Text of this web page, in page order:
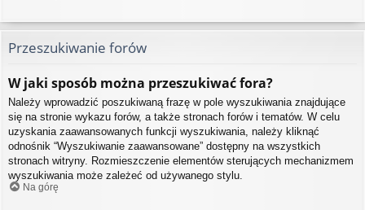
Przeszukiwanie forów
W jaki sposób można przeszukiwać fora?
Należy wprowadzić poszukiwaną frazę w pole wyszukiwania znajdujące
się na stronie wykazu forów, a także stronach forów i tematów. W celu
uzyskania zaawansowanych funkcji wyszukiwania, należy kliknąć
odnośnik “Wyszukiwanie zaawansowane” dostępny na wszystkich
stronach witryny. Rozmieszczenie elementów sterujących mechanizmem
wyszukiwania może zależeć od używanego stylu.
Na górę